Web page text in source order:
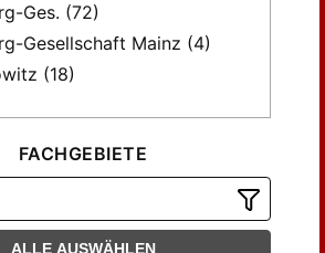
Ges. (72)
Gesellschaft Mainz (4)
(18)
FACHGEBIETE
ALLE AUSWÄHLEN